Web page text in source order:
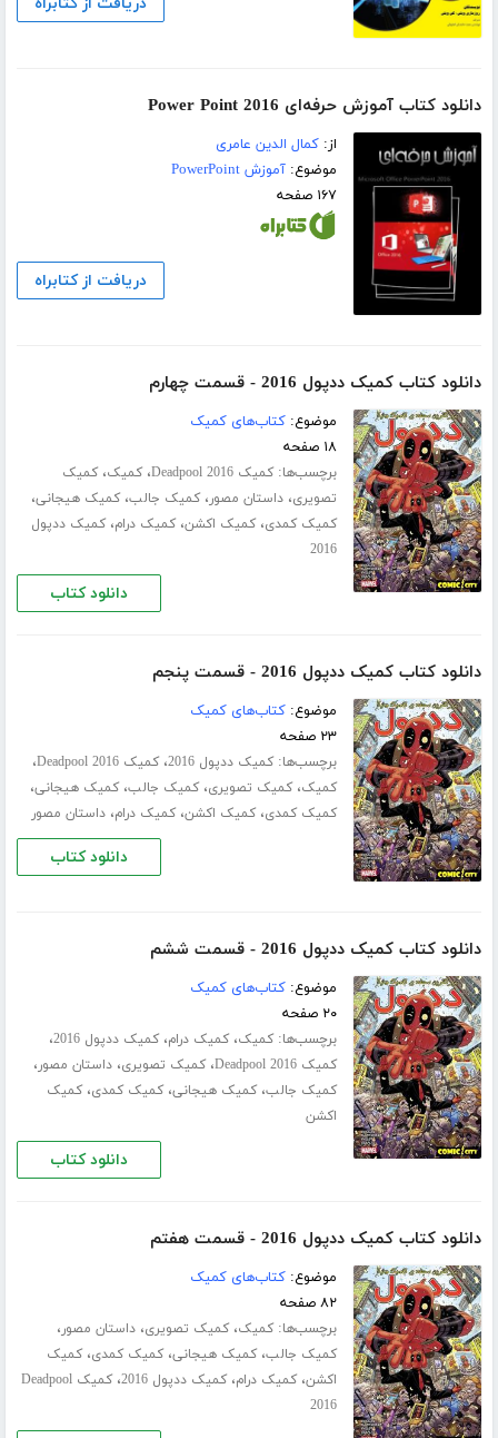
دانلود کتاب آموزش حرفه‌ای Power Point 2016
از:کمال الدین عامری
موضوع:آموزش PowerPoint
۱۶۷ صفحه
دریافت از کتابراه
دانلود کتاب کمیک ددپول 2016 - قسمت چهارم
موضوع:کتاب‌های کمیک
۱۸ صفحه
برچسب‌ها:کمیک Deadpool 2016 ،کمیک،کمیک
تصویری،داستان مصور،کمیک جالب،کمیک هیجانی،
کمیک کمدی،کمیک اکشن،کمیک درام،کمیک ددپول
2016
دانلود کتاب
دانلود کتاب کمیک ددپول 2016 - قسمت پنجم
موضوع:کتاب‌های کمیک
۲۳ صفحه
برچسب‌ها:کمیک ددپول 2016 ،کمیک Deadpool 2016 ،
کمیک،کمیک تصویری،کمیک جالب،کمیک هیجانی،
کمیک کمدی،کمیک اکشن،کمیک درام،داستان مصور
دانلود کتاب
دانلود کتاب کمیک ددپول 2016 - قسمت ششم
موضوع:کتاب‌های کمیک
۲۰ صفحه
برچسب‌ها:کمیک،کمیک درام،کمیک ددپول 2016 ،
کمیک Deadpool 2016 ،کمیک تصویری،داستان مصور،
کمیک جالب،کمیک هیجانی،کمیک کمدی،کمیک
اکشن
دانلود کتاب
دانلود کتاب کمیک ددپول 2016 - قسمت هفتم
موضوع:کتاب‌های کمیک
۸۲ صفحه
برچسب‌ها:کمیک،کمیک تصویری،داستان مصور،
کمیک جالب،کمیک هیجانی،کمیک کمدی،کمیک
اکشن،کمیک درام،کمیک ددپول 2016 ،
کمیک Deadpool
2016